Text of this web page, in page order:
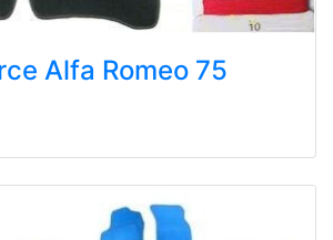
Alfa Romeo 75